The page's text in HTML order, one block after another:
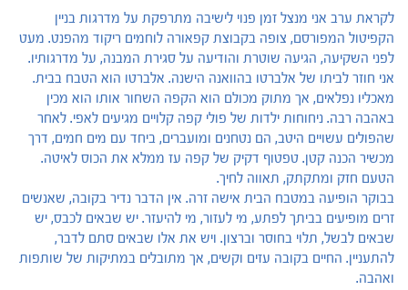
לקראת ערב אני מנצל זמן פנוי לישיבה מתרפקת על מדרגות בניין
הקפיטול המפורסם, צופה בקבוצת קפאורה לוחמים ריקוד מהפנט. מעט
לפני השקיעה, הגיעה שוטרת והודיעה על סגירת המבנה, על מדרגותיו.
אני חוזר לביתו של אלברטו בהוואנה הישנה. אלברטו הוא הטבח בבית.
מאכליו נפלאים, אך מתוק מכולם הוא הקפה השחור אותו הוא מכין
באהבה רבה. ניחוחות ילדות של פולי קפה קלויים מגיעים לאפי. לאחר
שהפולים עשויים היטב, הם נטחנים ומועברים, ביחד עם מים חמים, דרך
מכשיר הכנה קטן. טפטוף דקיק של קפה עז ממלא את הכוס לאיטה.
הטעם חזק ומתקתק, תאווה לחיך.
בבוקר הופיעה במטבח הבית אישה זרה. אין הדבר נדיר בקובה, שאנשים
זרים מופיעים בביתך לפתע, מי לעזור, מי להיעזר. יש שבאים לכבס, יש
שבאים לבשל, תלוי בחוסר וברצון. ויש את אלו שבאים סתם לדבר,
להתעניין. החיים בקובה עזים וקשים, אך מתובלים במתיקות של שותפות
ואהבה.